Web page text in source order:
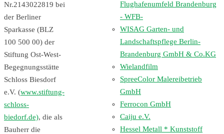
Nr.2143022819 bei
der Berliner
Sparkasse (BLZ
100 500 00) der
Stiftung Ost-West-
Begegnungsstätte
Schloss Biesdorf
e.V. (www.stiftung-
schloss-
biedorf.de), die als
Bauherr die
Flughafenumfeld Brandenburg
- WFB-
WISAG Garten- und
Landschaftspflege Berlin-
Brandenburg GmbH & Co.KG
Wielandfilm
SpreeColor Malereibetrieb
GmbH
Ferrocon GmbH
Caiju e.V.
Hessel Metall * Kunststoff